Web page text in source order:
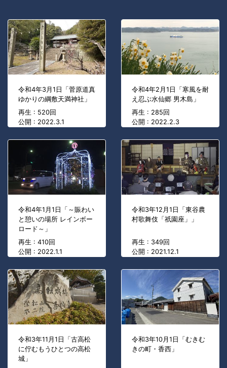
令和4年3月1日「菅原道真
ゆかりの綱敷天満神社」
再生 : 520回
公開 : 2022.3.1
令和4年2月1日「寒風を耐
え忍ぶ水仙郷 男木島」
再生 : 285回
公開 : 2022.2.3
令和4年1月1日「～賑わい
と憩いの場所 レインボー
ロード～」
再生 : 410回
公開 : 2022.1.1
令和3年12月1日「東谷農
村歌舞伎「祇園座」」
再生 : 349回
公開 : 2021.12.1
令和3年11月1日「古高松
に佇むもうひとつの高松
城」
令和3年10月1日「むきむ
きの町・香西」